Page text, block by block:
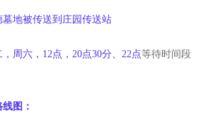
墓地被传送到庄园传送站
，周六，12点，20点30分、22点等待时间段
图：